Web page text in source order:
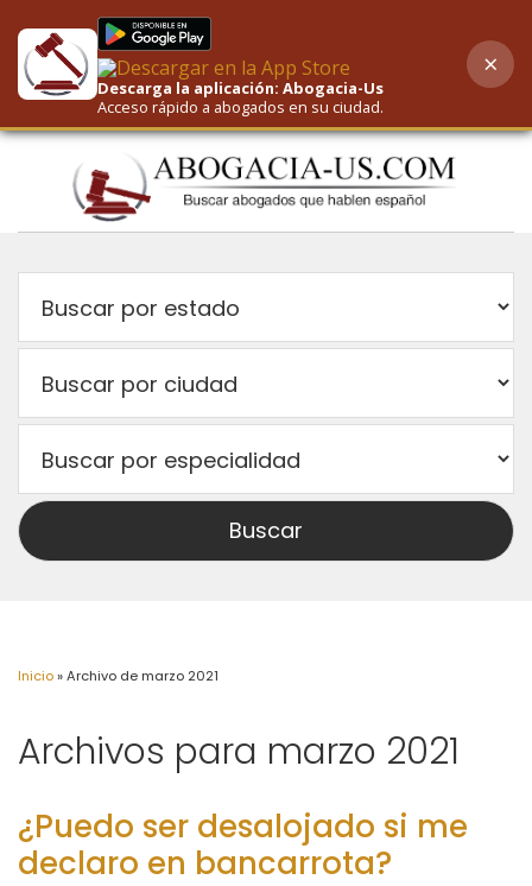
AI-Powered Search
Inicio»Archivo de marzo 2021
Archivos para marzo 2021
¿Puedo ser desalojado si me
declaro en bancarrota?
Descarga la aplicación: Abogacia-Us
Acceso rápido a abogados en su ciudad.
×